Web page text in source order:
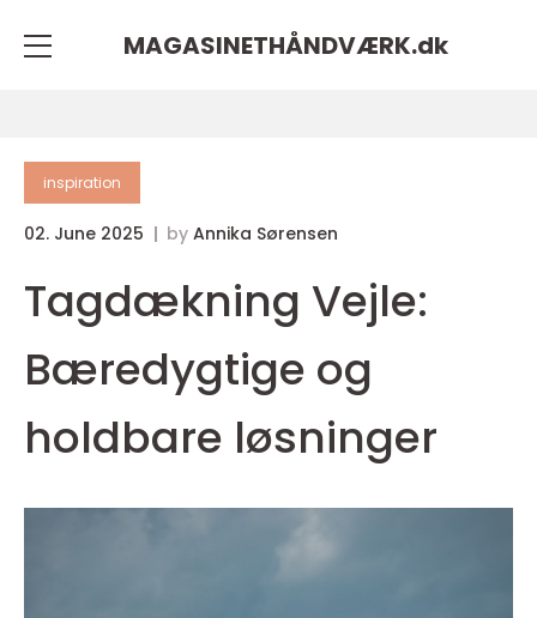
MAGASINETHÅNDVÆRK.dk
inspiration
02. June 2025 by Annika Sørensen
Tagdækning Vejle:
Bæredygtige og
holdbare løsninger